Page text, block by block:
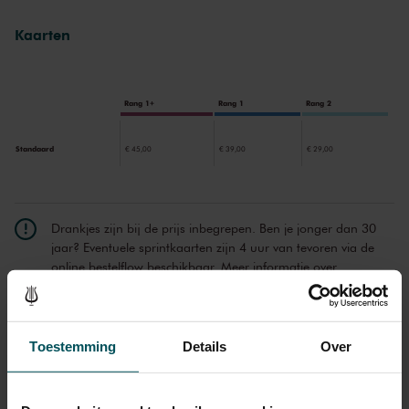
Toestemming Details Over
Kaarten
Rang 1+ Rang 1 Rang 2
Standaard € 45,00 € 39,00 € 29,00
Drankjes zijn bij de prijs inbegrepen. Ben je jonger dan 30
jaar? Eventuele sprintkaarten zijn 4 uur van tevoren via de
online bestelflow beschikbaar.Meer informatie over
Prijzen zijn exclusief transactiekosten: € 5 per bestelling. Wilt
u rolstoelplaatsen bestellen? Mail naar
kassa@concertgebouw.nl of bel de Concertgebouwlijn op
020 – 671 83 45.